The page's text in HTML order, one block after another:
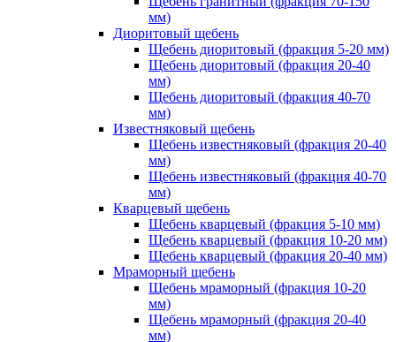
мм)
Диоритовый щебень
Щебень диоритовый (фракция 5-20 мм)
Щебень диоритовый (фракция 20-40
мм)
Щебень диоритовый (фракция 40-70
мм)
Известняковый щебень
Щебень известняковый (фракция 20-40
мм)
Щебень известняковый (фракция 40-70
мм)
Кварцевый щебень
Щебень кварцевый (фракция 5-10 мм)
Щебень кварцевый (фракция 10-20 мм)
Щебень кварцевый (фракция 20-40 мм)
Мраморный щебень
Щебень мраморный (фракция 10-20
мм)
Щебень мраморный (фракция 20-40
мм)